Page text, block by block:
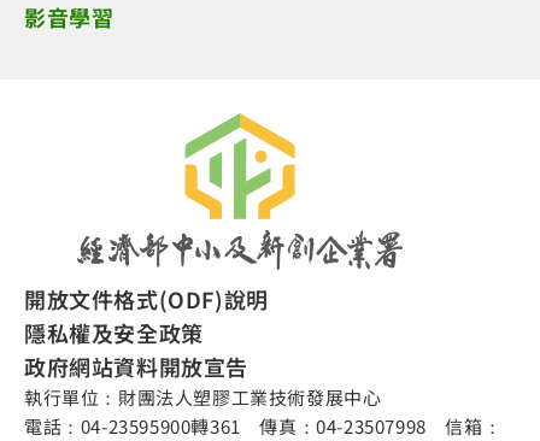
影音學習
開放文件格式(ODF)說明
隱私權及安全政策
政府網站資料開放宣告
執行單位：財團法人塑膠工業技術發展中心
電話：04-23595900轉361 傳真：04-23507998 信箱：